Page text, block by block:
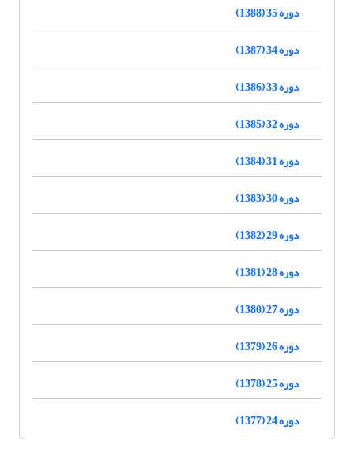
دوره 35 (1388)
دوره 34 (1387)
دوره 33 (1386)
دوره 32 (1385)
دوره 31 (1384)
دوره 30 (1383)
دوره 29 (1382)
دوره 28 (1381)
دوره 27 (1380)
دوره 26 (1379)
دوره 25 (1378)
دوره 24 (1377)